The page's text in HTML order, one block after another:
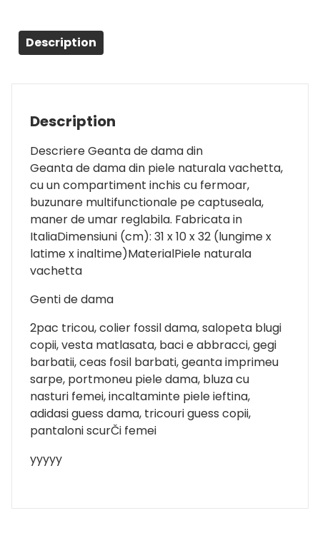
Description
Description
Descriere Geanta de dama din
Geanta de dama din piele naturala vachetta,
cu un compartiment inchis cu fermoar,
buzunare multifunctionale pe captuseala,
maner de umar reglabila. Fabricata in
ItaliaDimensiuni (cm): 31 x 10 x 32 (lungime x
latime x inaltime)MaterialPiele naturala
vachetta
Genti de dama
2pac tricou, colier fossil dama, salopeta blugi
copii, vesta matlasata, baci e abbracci, gegi
barbatii, ceas fosil barbati, geanta imprimeu
sarpe, portmoneu piele dama, bluza cu
nasturi femei, incaltaminte piele ieftina,
adidasi guess dama, tricouri guess copii,
pantaloni scurČi femei
yyyyy